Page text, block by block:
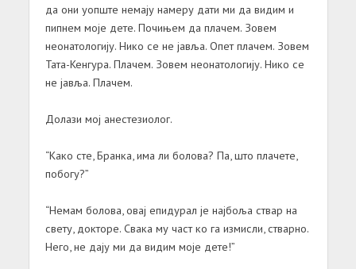
да они уопште немају намеру дати ми да видим и
пипнем моје дете. Почињем да плачем. Зовем
неонатологију. Нико се не јавља. Опет плачем. Зовем
Тата-Кенгура. Плачем. Зовем неонатологију. Нико се
не јавља. Плачем.
Долази мој анестезиолог.
“Како сте, Бранка, има ли болова? Па, што плачете,
побогу?”
“Немам болова, овај епидурал је најбоља ствар на
свету, докторе. Свака му част ко га измисли, стварно.
Него, не дају ми да видим моје дете!”